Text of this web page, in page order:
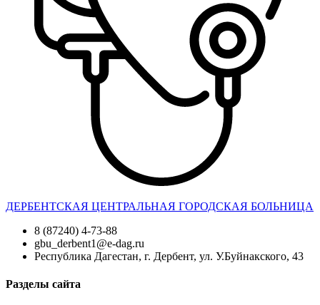
ДЕРБЕНТСКАЯ ЦЕНТРАЛЬНАЯ ГОРОДСКАЯ БОЛЬНИЦА
8 (87240) 4-73-88
gbu_derbent1@e-dag.ru
Республика Дагестан, г. Дербент, ул. У.Буйнакского, 43
Разделы сайта